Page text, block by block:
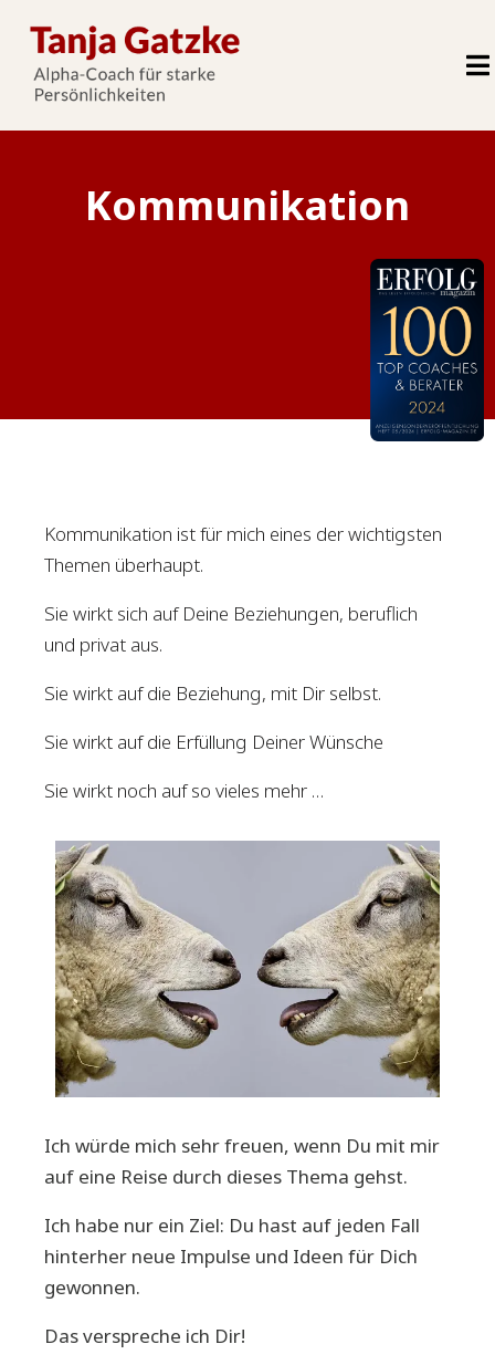
Kommunikation
Kommunikation ist für mich eines der wichtigsten
Themen überhaupt.
Sie wirkt sich auf Deine Beziehungen, beruflich
und privat aus.
Sie wirkt auf die Beziehung, mit Dir selbst.
Sie wirkt auf die Erfüllung Deiner Wünsche
Sie wirkt noch auf so vieles mehr …
Ich würde mich sehr freuen, wenn Du mit mir
auf eine Reise durch dieses Thema gehst.
Ich habe nur ein Ziel: Du hast auf jeden Fall
hinterher neue Impulse und Ideen für Dich
gewonnen.
Das verspreche ich Dir!